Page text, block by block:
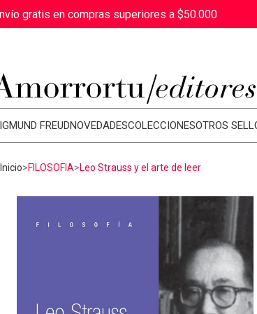
gratis en compras superiores a $50.000
FREUDNOVEDADESCOLECCIONESOTROS
Inicio FILOSOFIA Leo Strauss y el arte de leer